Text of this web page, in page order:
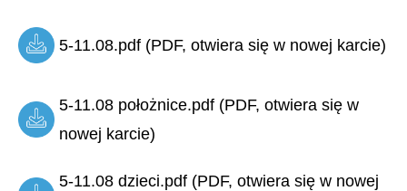
5-11.08.pdf (PDF, otwiera się w nowej karcie)
5-11.08 położnice.pdf (PDF, otwiera się w
nowej karcie)
5-11.08 dzieci.pdf (PDF, otwiera się w nowej